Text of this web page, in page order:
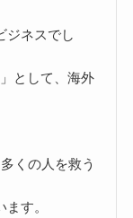
ジネスでし
として、海外
くの人を救う
す。